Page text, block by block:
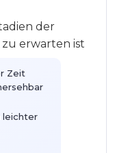
der
der
erwarten ist
Zeit
leichter